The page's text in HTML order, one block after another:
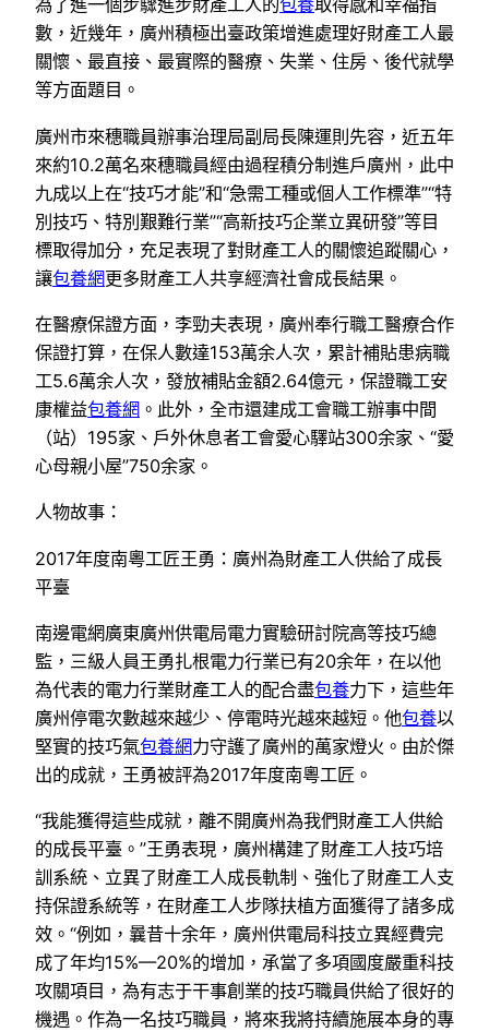
為了進一個步驟進步財產工人的包養取得感和幸福指
數，近幾年，廣州積極出臺政策增進處理好財產工人最
關懷、最直接、最實際的醫療、失業、住房、後代就學
等方面題目。
廣州市來穗職員辦事治理局副局長陳運則先容，近五年
來約10.2萬名來穗職員經由過程積分制進戶廣州，此中
九成以上在“技巧才能”和“急需工種或個人工作標準”“特
別技巧、特別艱難行業”“高新技巧企業立異研發”等目
標取得加分，充足表現了對財產工人的關懷追蹤關心，
讓包養網更多財產工人共享經濟社會成長結果。
在醫療保證方面，李勁夫表現，廣州奉行職工醫療合作
保證打算，在保人數達153萬余人次，累計補貼患病職
工5.6萬余人次，發放補貼金額2.64億元，保證職工安
康權益包養網 。此外，全市還建成工會職工辦事中間
（站）195家、戶外休息者工會愛心驛站300余家、“愛
心母親小屋”750余家。
人物故事：
2017年度南粵工匠王勇：廣州為財產工人供給了成長
平臺
南邊電網廣東廣州供電局電力實驗研討院高等技巧總
監，三級人員王勇扎根電力行業已有20余年，在以他
為代表的電力行業財產工人的配合盡包養力下，這些年
廣州停電次數越來越少、停電時光越來越短。他包養以
堅實的技巧氣包養網力守護了廣州的萬家燈火。由於傑
出的成就，王勇被評為2017年度南粵工匠。
“我能獲得這些成就，離不開廣州為我們財產工人供給
的成長平臺。”王勇表現，廣州構建了財產工人技巧培
訓系統、立異了財產工人成長軌制、強化了財產工人支
持保證系統等，在財產工人步隊扶植方面獲得了諸多成
效。“例如，曩昔十余年，廣州供電局科技立異經費完
成了年均15%—20%的增加，承當了多項國度嚴重科技
攻關項目，為有志于干事創業的技巧職員供給了很好的
機遇。作為一名技巧職員，將來我將持續施展本身的專